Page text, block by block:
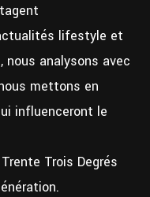
lifestyle et
analysons avec
mettons en
influenceront le
Trois Degrés